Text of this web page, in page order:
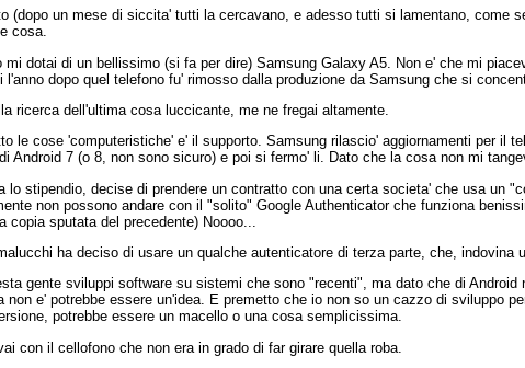
(dopo un mese di siccita' tutti la cercavano, e adesso tutti si lamentano, come
cosa.
mi dotai di un bellissimo (si fa per dire) Samsung Galaxy A5. Non e' che mi
l'anno dopo quel telefono fu' rimosso dalla produzione da Samsung che si
ricerca dell'ultima cosa luccicante, me ne fregai altamente.
le cose 'computeristiche' e' il supporto. Samsung rilascio' aggiornamenti per il
Android 7 (o 8, non sono sicuro) e poi si fermo' li. Dato che la cosa non mi
lo stipendio, decise di prendere un contratto con una certa societa' che usa un
non possono andare con il "solito" Google Authenticator che funziona
copia sputata del precedente) Noooo...
ha deciso di usare un qualche autenticatore di terza parte, che, indovina
gente sviluppi software su sistemi che sono "recenti", ma dato che di
non e' potrebbe essere un'idea. E premetto che io non so un cazzo di sviluppo
potrebbe essere un macello o una cosa semplicissima.
con il cellofono che non era in grado di far girare quella roba.